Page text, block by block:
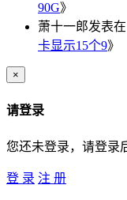
90G》
萧十一郎发表
卡显示15个9》
×
请登录
您还未登录，请登录
登 录 注 册